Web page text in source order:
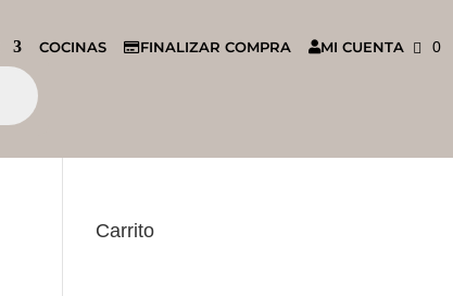
COCINAS FINALIZAR COMPRA MI CUENTA
0
Carrito